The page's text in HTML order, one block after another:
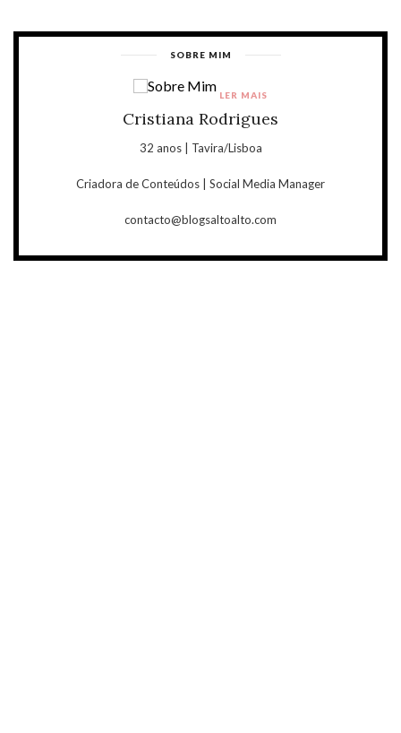
SOBRE MIM
Cristiana Rodrigues
32 anos | Tavira/Lisboa
Criadora de Conteúdos | Social Media Manager
contacto@blogsaltoalto.com
LER MAIS